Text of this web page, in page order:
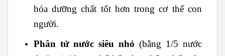
hóa dưỡng chất tốt hơn trong cơ thể con
người.
Phân tử nước siêu nhỏ (bằng 1/5 nước